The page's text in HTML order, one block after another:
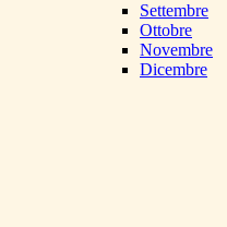
Settembre
Ottobre
Novembre
Dicembre